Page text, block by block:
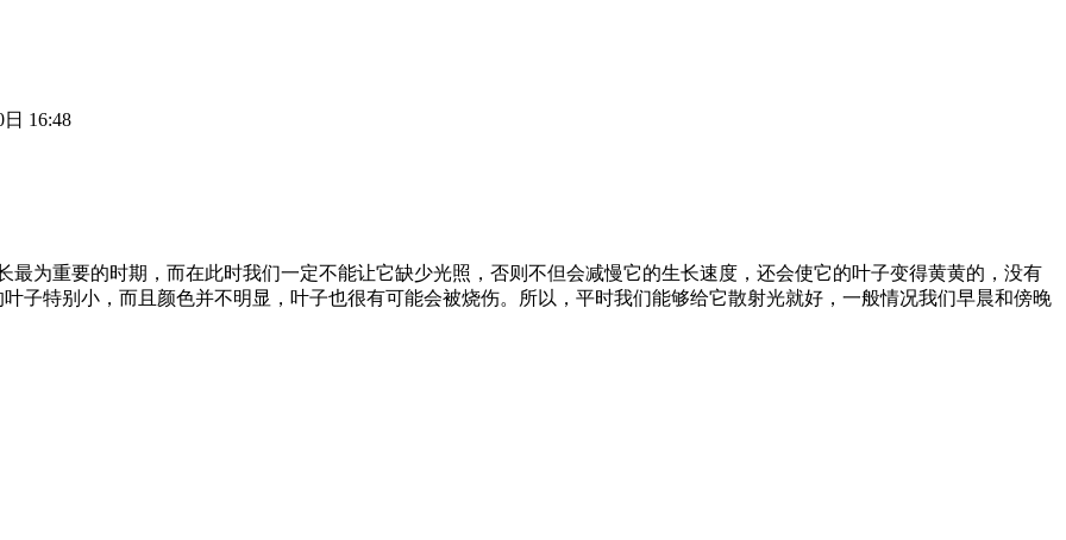
16:48
最为重要的时期，而在此时我们一定不能让它缺少光照，否则不但会减慢它的生长速度，还会使它的叶子变得黄黄的，没有
子特别小，而且颜色并不明显，叶子也很有可能会被烧伤。所以，平时我们能够给它散射光就好，一般情况我们早晨和傍晚